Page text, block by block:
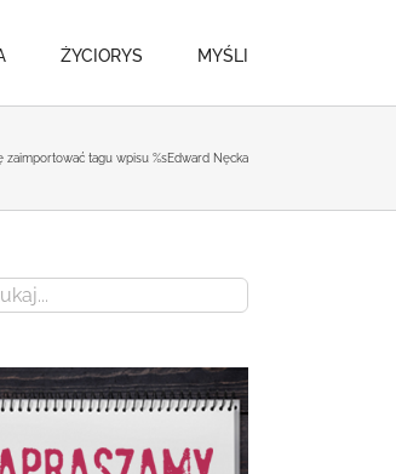
ŻYCIORYS MYŚLI
zaimportować tagu wpisu %sEdward Nęcka